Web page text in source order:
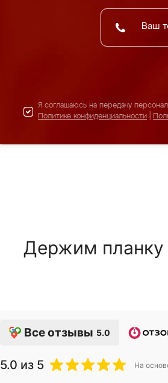
Я соглашаюсь на передачу
Политике конфиденциальности
Держим планку
Все отзывы 5.0
5.0 из 5 На